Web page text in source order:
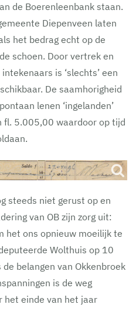
de Boerenleenbank staan.
Diepenveen laten
het bedrag echt op de
schoen. Door vertrek en
is ‘slechts’ een
De saamhorigheid
lenen ‘ingelanden’
fl. 5.005,00 waardoor op tijd
steeds niet gerust op en
van OB zijn zorg uit:
het ons opnieuw moeilijk te
Wolthuis op 10
belangen van Okkenbroek
is de weg
het einde van het jaar